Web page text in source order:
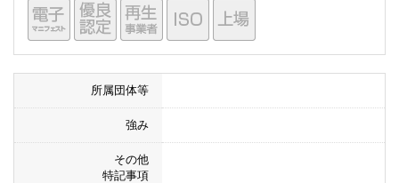
所属団体等
強み
その他
特記事項